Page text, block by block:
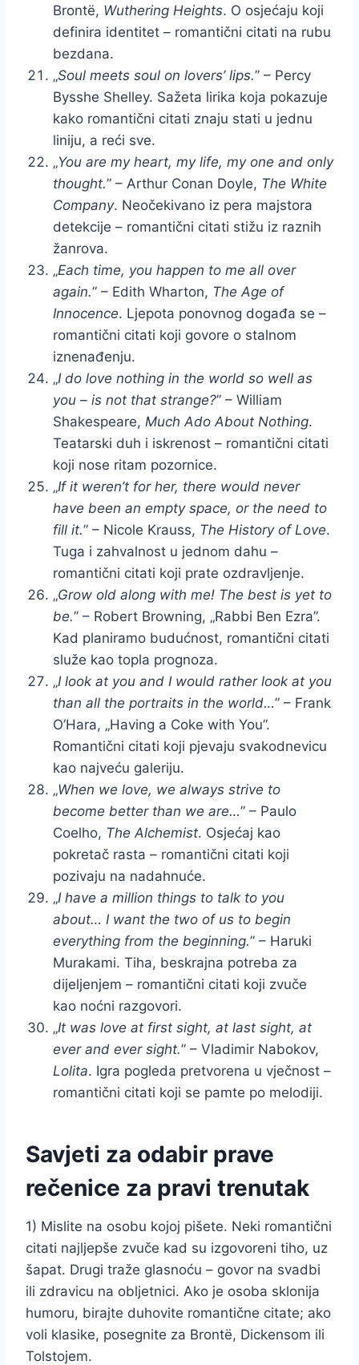
Brontë, Wuthering Heights. O osjećaju koji
definira identitet – romantični citati na rubu
bezdana.
„Soul meets soul on lovers’ lips.” – Percy
Bysshe Shelley. Sažeta lirika koja pokazuje
kako romantični citati znaju stati u jednu
liniju, a reći sve.
„You are my heart, my life, my one and only
thought.” – Arthur Conan Doyle, The White
Company. Neočekivano iz pera majstora
detekcije – romantični citati stižu iz raznih
žanrova.
„Each time, you happen to me all over
again.” – Edith Wharton, The Age of
Innocence. Ljepota ponovnog događa se –
romantični citati koji govore o stalnom
iznenađenju.
„I do love nothing in the world so well as
you – is not that strange?” – William
Shakespeare, Much Ado About Nothing.
Teatarski duh i iskrenost – romantični citati
koji nose ritam pozornice.
„If it weren’t for her, there would never
have been an empty space, or the need to
fill it.” – Nicole Krauss, The History of Love.
Tuga i zahvalnost u jednom dahu –
romantični citati koji prate ozdravljenje.
„Grow old along with me! The best is yet to
be.” – Robert Browning, „Rabbi Ben Ezra”.
Kad planiramo budućnost, romantični citati
služe kao topla prognoza.
„I look at you and I would rather look at you
than all the portraits in the world…” – Frank
O’Hara, „Having a Coke with You”.
Romantični citati koji pjevaju svakodnevicu
kao najveću galeriju.
„When we love, we always strive to
become better than we are…” – Paulo
Coelho, The Alchemist. Osjećaj kao
pokretač rasta – romantični citati koji
pozivaju na nadahnuće.
„I have a million things to talk to you
about… I want the two of us to begin
everything from the beginning.” – Haruki
Murakami. Tiha, beskrajna potreba za
dijeljenjem – romantični citati koji zvuče
kao noćni razgovori.
„It was love at first sight, at last sight, at
ever and ever sight.” – Vladimir Nabokov,
Lolita. Igra pogleda pretvorena u vječnost –
romantični citati koji se pamte po melodiji.
Savjeti za odabir prave
rečenice za pravi trenutak
1) Mislite na osobu kojoj pišete. Neki romantični
citati najljepše zvuče kad su izgovoreni tiho, uz
šapat. Drugi traže glasnoću – govor na svadbi
ili zdravicu na obljetnici. Ako je osoba sklonija
humoru, birajte duhovite romantične citate; ako
voli klasike, posegnite za Brontë, Dickensom ili
Tolstojem.